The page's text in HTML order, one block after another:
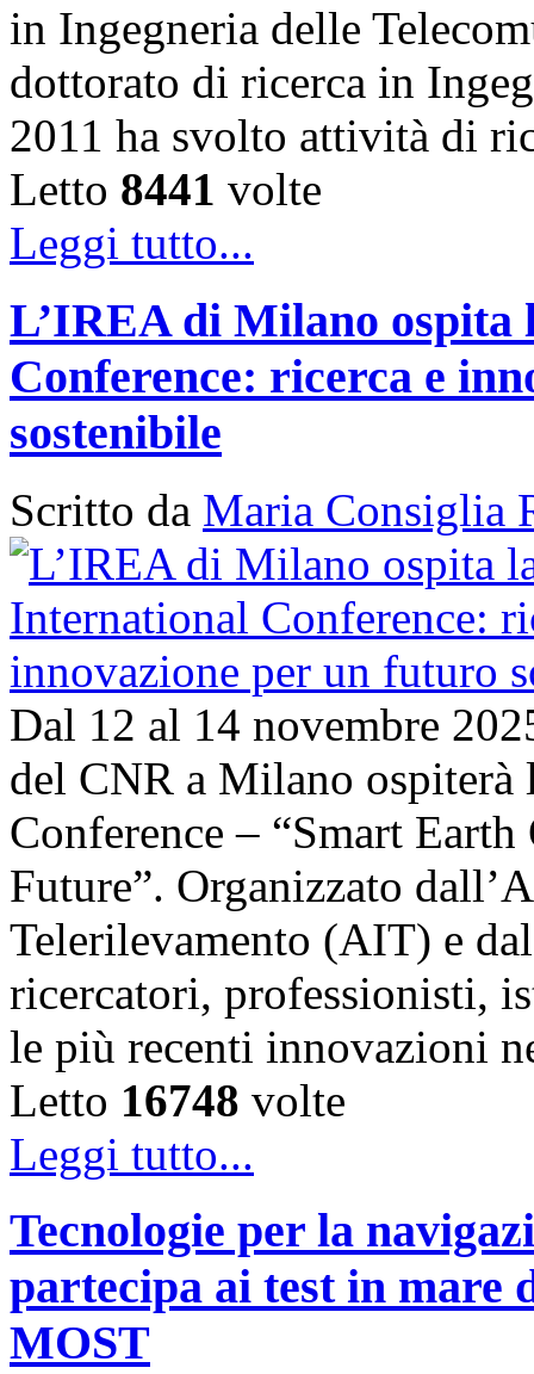
in Ingegneria delle
dottorato di ricerca in
2011 ha svolto attività di
Letto 8441 volte
Leggi tutto...
L’IREA di Milano
Conference: ricerca e
sostenibile
Scritto da Maria Consiglia
Dal 12 al 14 novembre
del CNR a Milano
Conference – “Smart
Future”. Organizzato
Telerilevamento (AIT) e
ricercatori, professionisti,
le più recenti innovazioni
Letto 16748 volte
Leggi tutto...
Tecnologie per la
partecipa ai test in mare
MOST